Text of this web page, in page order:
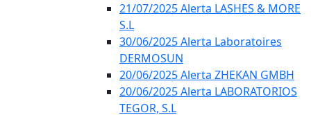
21/07/2025 Alerta LASHES & MORE
S.L
30/06/2025 Alerta Laboratoires
DERMOSUN
20/06/2025 Alerta ZHEKAN GMBH
20/06/2025 Alerta LABORATORIOS
TEGOR, S.L